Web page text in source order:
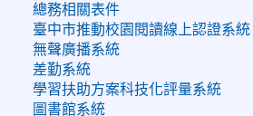
總務相關表件
臺中市推動校園閱讀線上認證系統
無聲廣播系統
差勤系統
學習扶助方案科技化評量系統
圖書館系統